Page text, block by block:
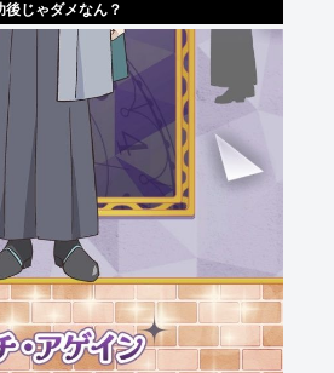
じゃダメなん？